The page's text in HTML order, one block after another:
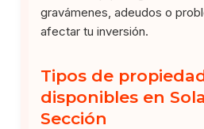
gravámenes, adeudos o
afectar tu inversión.
Tipos de
disponibles en
Sección